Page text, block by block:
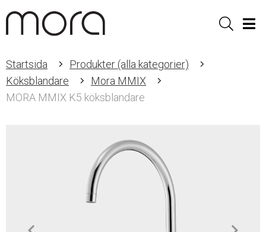
Sök
Startsida
Produkter (alla kategorier)
Köksblandare
Mora MMIX
MORA MMIX K5 köksblandare